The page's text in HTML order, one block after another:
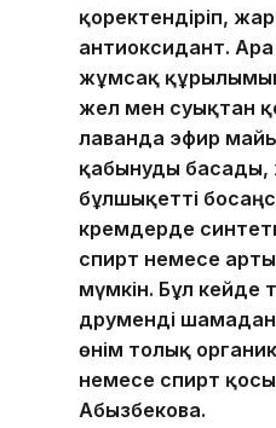
қоректендіріп,
антиоксидант.
жұмсақ құрылымын
жел мен суықтан
лаванда эфир
қабынуды басады,
бұлшықетті
кремдерде
спирт немесе
мүмкін. Бұл кейде
дәруменді
өнім толық
немесе спирт
Абызбекова.